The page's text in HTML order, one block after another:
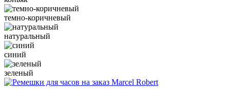
темно-коричневый
натуральный
синий
зеленый